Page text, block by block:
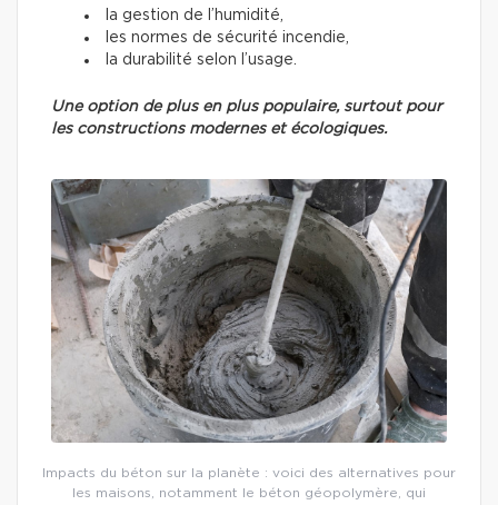
la gestion de l’humidité,
les normes de sécurité incendie,
la durabilité selon l’usage.
Une option de plus en plus populaire, surtout pour
les constructions modernes et écologiques.
Impacts du béton sur la planète : voici des alternatives pour
les maisons, notamment le béton géopolymère, qui